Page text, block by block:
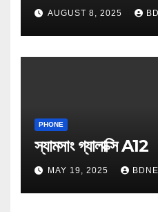
AUGUST 8, 2025
PHONE
স্যামসাং গ্যালাক্সি A12
MAY 19, 2025